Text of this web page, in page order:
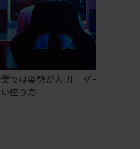
では姿勢が大切！ ゲーミングチ
座り方